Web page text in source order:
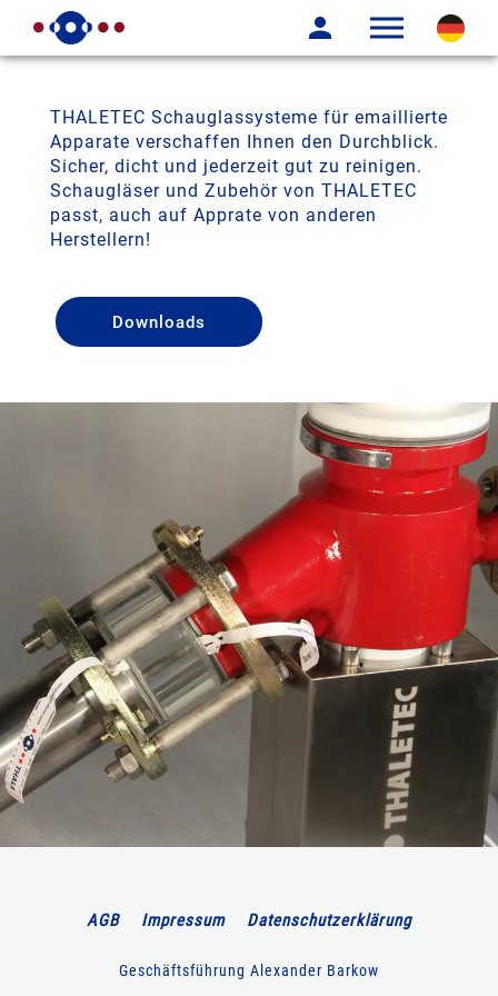
THALETEC Schauglassysteme für emaillierte
Apparate verschaffen Ihnen den Durchblick.
Sicher, dicht und jederzeit gut zu reinigen.
Schaugläser und Zubehör von THALETEC
passt, auch auf Apprate von anderen
Herstellern!
Downloads
AGB Impressum Datenschutzerklärung
Geschäftsführung Alexander Barkow